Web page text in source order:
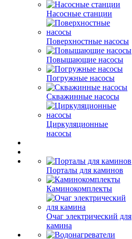
Насосные станции
Поверхностные насосы
Повышающие насосы
Погружные насосы
Скважинные насосы
Циркуляционные
насосы
Порталы для каминов
Каминокомплекты
Очаг электрический для
камина